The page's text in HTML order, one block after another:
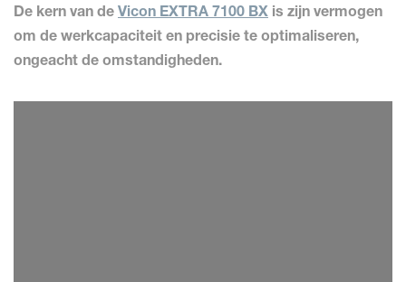
De kern van de Vicon EXTRA 7100 BX is zijn vermogen
om de werkcapaciteit en precisie te optimaliseren,
ongeacht de omstandigheden.